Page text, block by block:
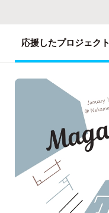
応援したプロジェクト